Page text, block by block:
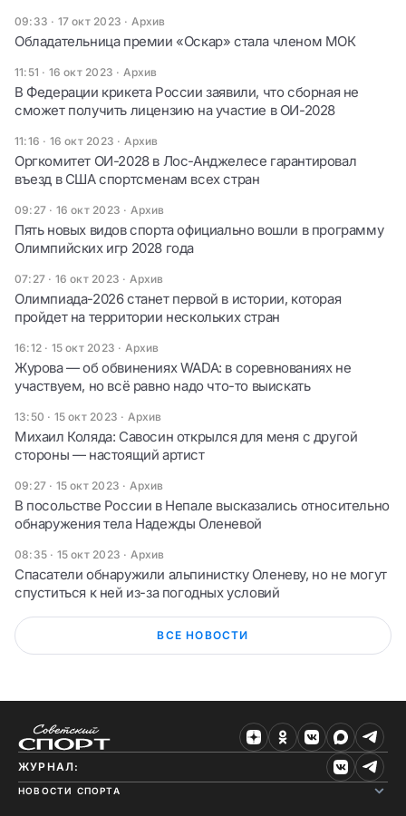
09:33 · 17 окт 2023 · Архив
Обладательница премии «Оскар» стала членом МОК
11:51 · 16 окт 2023 · Архив
В Федерации крикета России заявили, что сборная не
сможет получить лицензию на участие в ОИ-2028
11:16 · 16 окт 2023 · Архив
Оргкомитет ОИ-2028 в Лос-Анджелесе гарантировал
въезд в США спортсменам всех стран
09:27 · 16 окт 2023 · Архив
Пять новых видов спорта официально вошли в программу
Олимпийских игр 2028 года
07:27 · 16 окт 2023 · Архив
Олимпиада-2026 станет первой в истории, которая
пройдет на территории нескольких стран
16:12 · 15 окт 2023 · Архив
Журова — об обвинениях WADA: в соревнованиях не
участвуем, но всё равно надо что-то выискать
13:50 · 15 окт 2023 · Архив
Михаил Коляда: Савосин открылся для меня с другой
стороны — настоящий артист
09:27 · 15 окт 2023 · Архив
В посольстве России в Непале высказались относительно
обнаружения тела Надежды Оленевой
08:35 · 15 окт 2023 · Архив
Спасатели обнаружили альпинистку Оленеву, но не могут
спуститься к ней из-за погодных условий
ВСЕ НОВОСТИ
ЖУРНАЛ:
НОВОСТИ СПОРТА